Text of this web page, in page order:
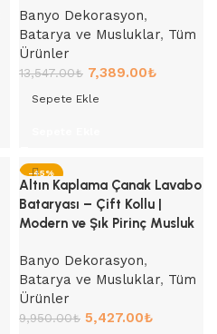
Banyo Dekorasyon,
Batarya ve Musluklar, Tüm
Ürünler
13,547.00₺ 7,389.00₺
Sepete Ekle
-45%
Altın Kaplama Çanak Lavabo
Bataryası – Çift Kollu |
Modern ve Şık Pirinç Musluk
Banyo Dekorasyon,
Batarya ve Musluklar, Tüm
Ürünler
9,950.00₺ 5,427.00₺